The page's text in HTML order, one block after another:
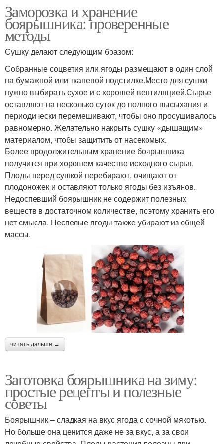
Заморозка и хранение
боярышника: проверенные
методы
Сушку делают следующим бразом:
Собранные соцветия или ягоды размещают в один слой
на бумажной или тканевой подстилке.Место для сушки
нужно выбирать сухое и с хорошей вентиляцией.Сырье
оставляют на несколько суток до полного высыхания и
периодически перемешивают, чтобы оно просушивалось
равномерно. Желательно накрыть сушку «дышащим»
материалом, чтобы защитить от насекомых.
Более продолжительным хранение боярышника
получится при хорошем качестве исходного сырья.
Плоды перед сушкой перебирают, очищают от
плодоножек и оставляют только ягоды без изъянов.
Недоспевший боярышник не содержит полезных
веществ в достаточном количестве, поэтому хранить его
нет смысла. Неспелые ягоды также убирают из общей
массы.
читать дальше →
Заготовка боярышника на зиму:
простые рецепты и полезные
советы
Боярышник – сладкая на вкус ягода с сочной мякотью.
Но больше она ценится даже не за вкус, а за свои